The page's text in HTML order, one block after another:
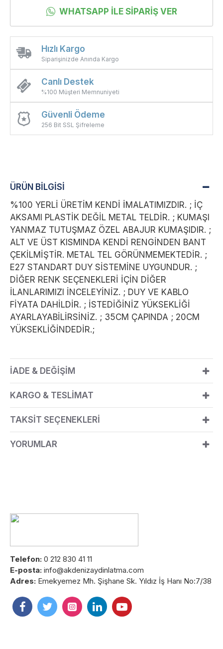
Hızlı Kargo
Siparişinizde Anında Kargo
Canlı Destek
%100 Müşteri Memnuniyeti
Güvenli Ödeme
256 Bit SSL Şifreleme
WHATSAPP İLE SIPARIŞ VER
ÜRÜN BİLGİSİ
%100 YERLİ ÜRETİM KENDİ İMALATIMIZDIR. ; İÇ
AKSAMI PLASTİK DEĞİL METAL TELDİR. ; KUMAŞI
YANMAZ TUTUŞMAZ ÖZEL ABAJUR KUMAŞIDIR. ;
ALT VE ÜST KISMINDA KENDİ RENGİNDEN BANT
ÇEKİLMİŞTİR. METAL TEL GÖRÜNMEMEKTEDİR. ;
E27 STANDART DUY SİSTEMİNE UYGUNDUR. ;
DİĞER RENK SEÇENEKLERİ İÇİN DİĞER
İLANLARIMIZI İNCELEYİNİZ. ; DUY VE KABLO
FİYATA DAHİLDİR. ; İSTEDİĞİNİZ YÜKSEKLİĞİ
AYARLAYABİLİRSİNİZ. ; 35CM ÇAPINDA ; 20CM
YÜKSEKLİĞİNDEDİR.;
İADE & DEĞİŞİM
KARGO & TESLİMAT
TAKSİT SEÇENEKLERİ
YORUMLAR
Telefon: 0 212 830 41 11
E-posta: info@akdenizaydinlatma.com
Adres: Emekyemez Mh. Şişhane Sk. Yıldız İş Hanı No:7/38